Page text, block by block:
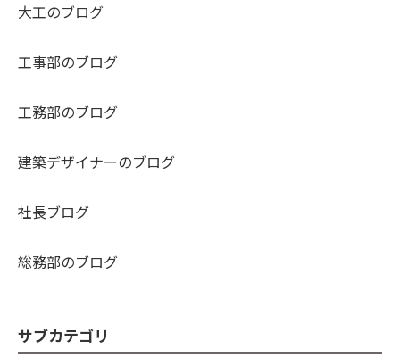
大工のブログ
工事部のブログ
工務部のブログ
建築デザイナーのブログ
社長ブログ
総務部のブログ
サブカテゴリ